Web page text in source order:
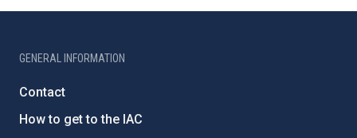
GENERAL INFORMATION
Contact
How to get to the IAC